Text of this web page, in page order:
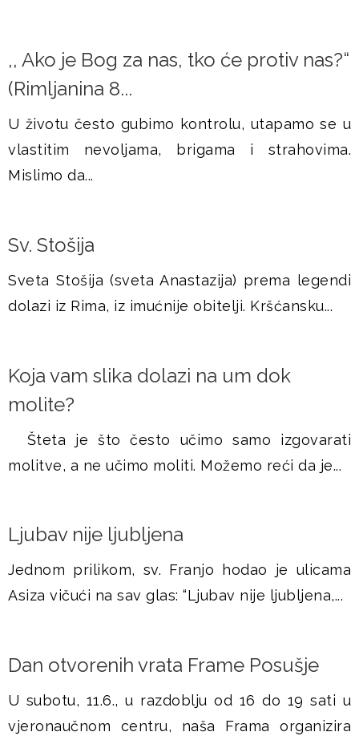
,, Ako je Bog za nas, tko će protiv nas?“
(Rimljanina 8...
U životu često gubimo kontrolu, utapamo se u
vlastitim nevoljama, brigama i strahovima.
Mislimo da...
Sv. Stošija
Sveta Stošija (sveta Anastazija) prema legendi
dolazi iz Rima, iz imućnije obitelji. Kršćansku...
Koja vam slika dolazi na um dok
molite?
Šteta je što često učimo samo izgovarati
molitve, a ne učimo moliti. Možemo reći da je...
Ljubav nije ljubljena
Jednom prilikom, sv. Franjo hodao je ulicama
Asiza vičući na sav glas: “Ljubav nije ljubljena,...
Dan otvorenih vrata Frame Posušje
U subotu, 11.6., u razdoblju od 16 do 19 sati u
vjeronaučnom centru, naša Frama organizira